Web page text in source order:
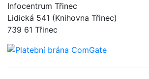
Infocentrum Třinec
Lidická 541 (Knihovna Třinec)
739 61 Třinec